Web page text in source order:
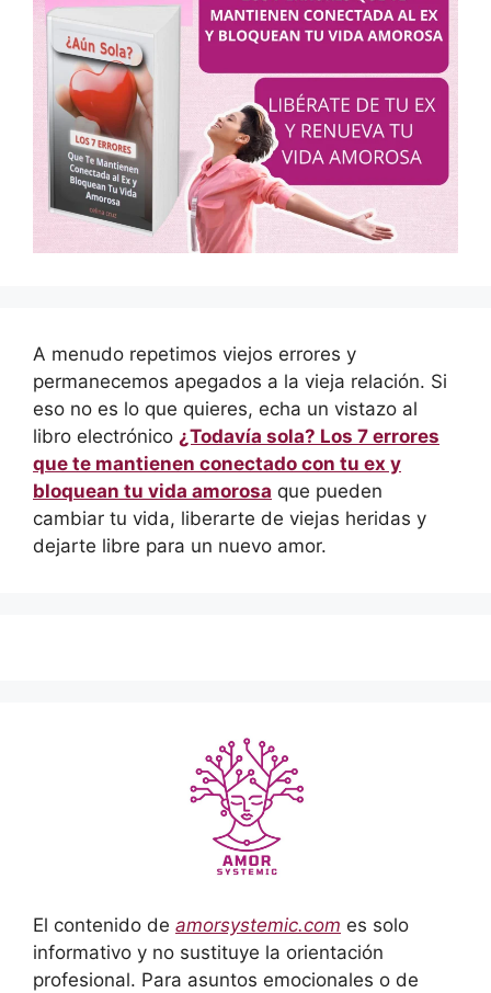
A menudo repetimos viejos errores y
permanecemos apegados a la vieja relación. Si
eso no es lo que quieres, echa un vistazo al
libro electrónico ¿Todavía sola? Los 7 errores
que te mantienen conectado con tu ex y
bloquean tu vida amorosa que pueden
cambiar tu vida, liberarte de viejas heridas y
dejarte libre para un nuevo amor.
El contenido de amorsystemic.com es solo
informativo y no sustituye la orientación
profesional. Para asuntos emocionales o de